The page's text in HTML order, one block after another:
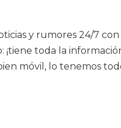
y rumores 24/7 con
toda la
móvil, lo tenemos